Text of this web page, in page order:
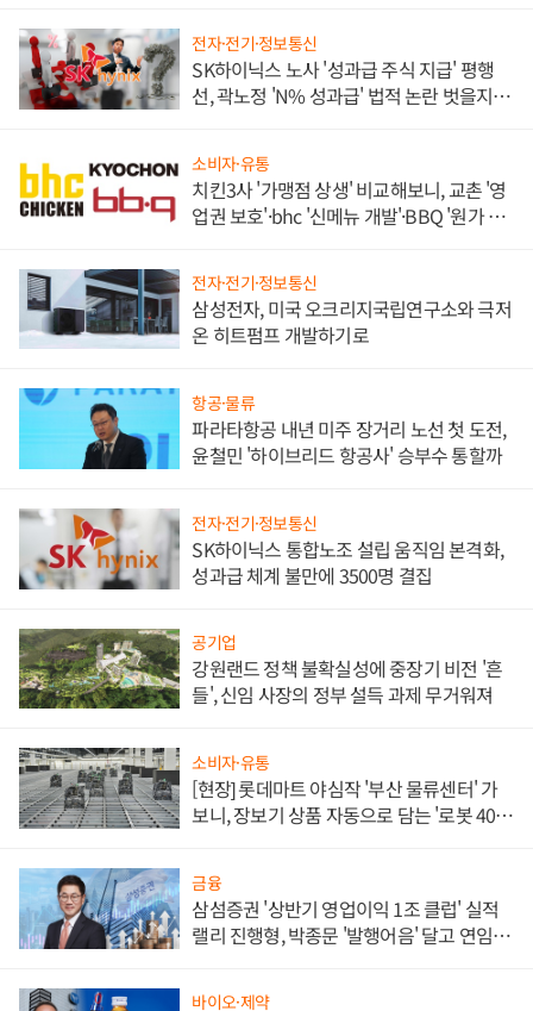
전자·전기·정보통신
SK하이닉스 노사 '성과급 주식 지급' 평행
선, 곽노정 'N% 성과급' 법적 논란 벗을지 주
소비자·유통
치킨3사 '가맹점 상생' 비교해보니, 교촌 '영
업권 보호'·bhc '신메뉴 개발'·BBQ '원가 부
전자·전기·정보통신
삼성전자, 미국 오크리지국립연구소와 극저
온 히트펌프 개발하기로
항공·물류
파라타항공 내년 미주 장거리 노선 첫 도전,
윤철민 '하이브리드 항공사' 승부수 통할까
전자·전기·정보통신
SK하이닉스 통합노조 설립 움직임 본격화,
성과급 체계 불만에 3500명 결집
공기업
강원랜드 정책 불확실성에 중장기 비전 '흔
들', 신임 사장의 정부 설득 과제 무거워져
소비자·유통
[현장] 롯데마트 야심작 '부산 물류센터' 가
보니, 장보기 상품 자동으로 담는 '로봇 400
금융
삼섬증권 '상반기 영업이익 1조 클럽' 실적
랠리 진행형, 박종문 '발행어음' 달고 연임 향
바이오·제약